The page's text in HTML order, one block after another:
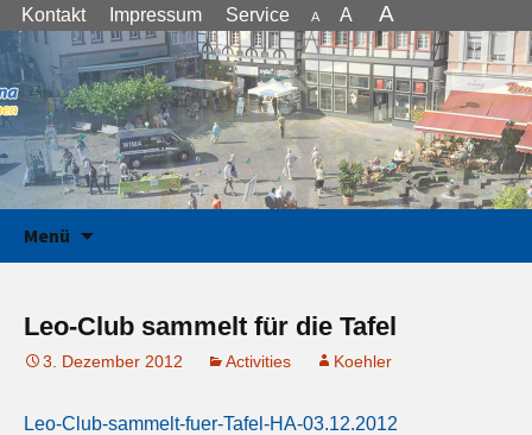
Kontakt Impressum Service A A A
Lions Club Unna
we serve – wir dienen
Menü
Leo-Club sammelt für die Tafel
3. Dezember 2012 Activities Koehler
Leo-Club-sammelt-fuer-Tafel-HA-03.12.2012